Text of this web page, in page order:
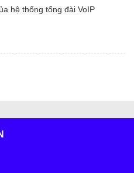
hệ thống tổng đài VoIP